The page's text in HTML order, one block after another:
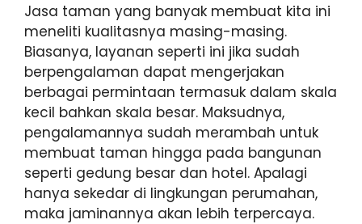
Jasa taman yang banyak membuat kita ini
meneliti kualitasnya masing-masing.
Biasanya, layanan seperti ini jika sudah
berpengalaman dapat mengerjakan
berbagai permintaan termasuk dalam skala
kecil bahkan skala besar. Maksudnya,
pengalamannya sudah merambah untuk
membuat taman hingga pada bangunan
seperti gedung besar dan hotel. Apalagi
hanya sekedar di lingkungan perumahan,
maka jaminannya akan lebih terpercaya.